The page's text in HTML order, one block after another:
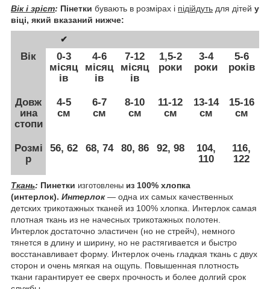
Вік і зріст: Пінетки бувають в розмірах і підійдуть для дітей у
віці, який вказаний нижче:
✔
Вік
0-3
місяц
ів
4-6
місяц
ів
7-12
місяц
ів
1,5-2
роки
3-4
роки
5-6
років
Довж
ина
стопи
4-5
см
6-7
см
8-10
см
11-12
см
13-14
см
15-16
см
Розмі
р
56, 62 68, 74 80, 86 92, 98
104,
110
116,
122
Ткань: Пинетки изготовлены из 100% хлопка
(интерлок). Интерлок― одна их самых качественных
детских трикотажных тканей из 100% хлопка. Интерлок самая
плотная ткань из не начесных трикотажных полотен.
Интерлок достаточно эластичен (но не стрейч), немного
тянется в длину и ширину, но не растягивается и быстро
восстанавливает форму. Интерлок очень гладкая ткань с двух
сторон и очень мягкая на ощупь. Повышенная плотность
ткани гарантирует ее сверх прочность и более долгий срок